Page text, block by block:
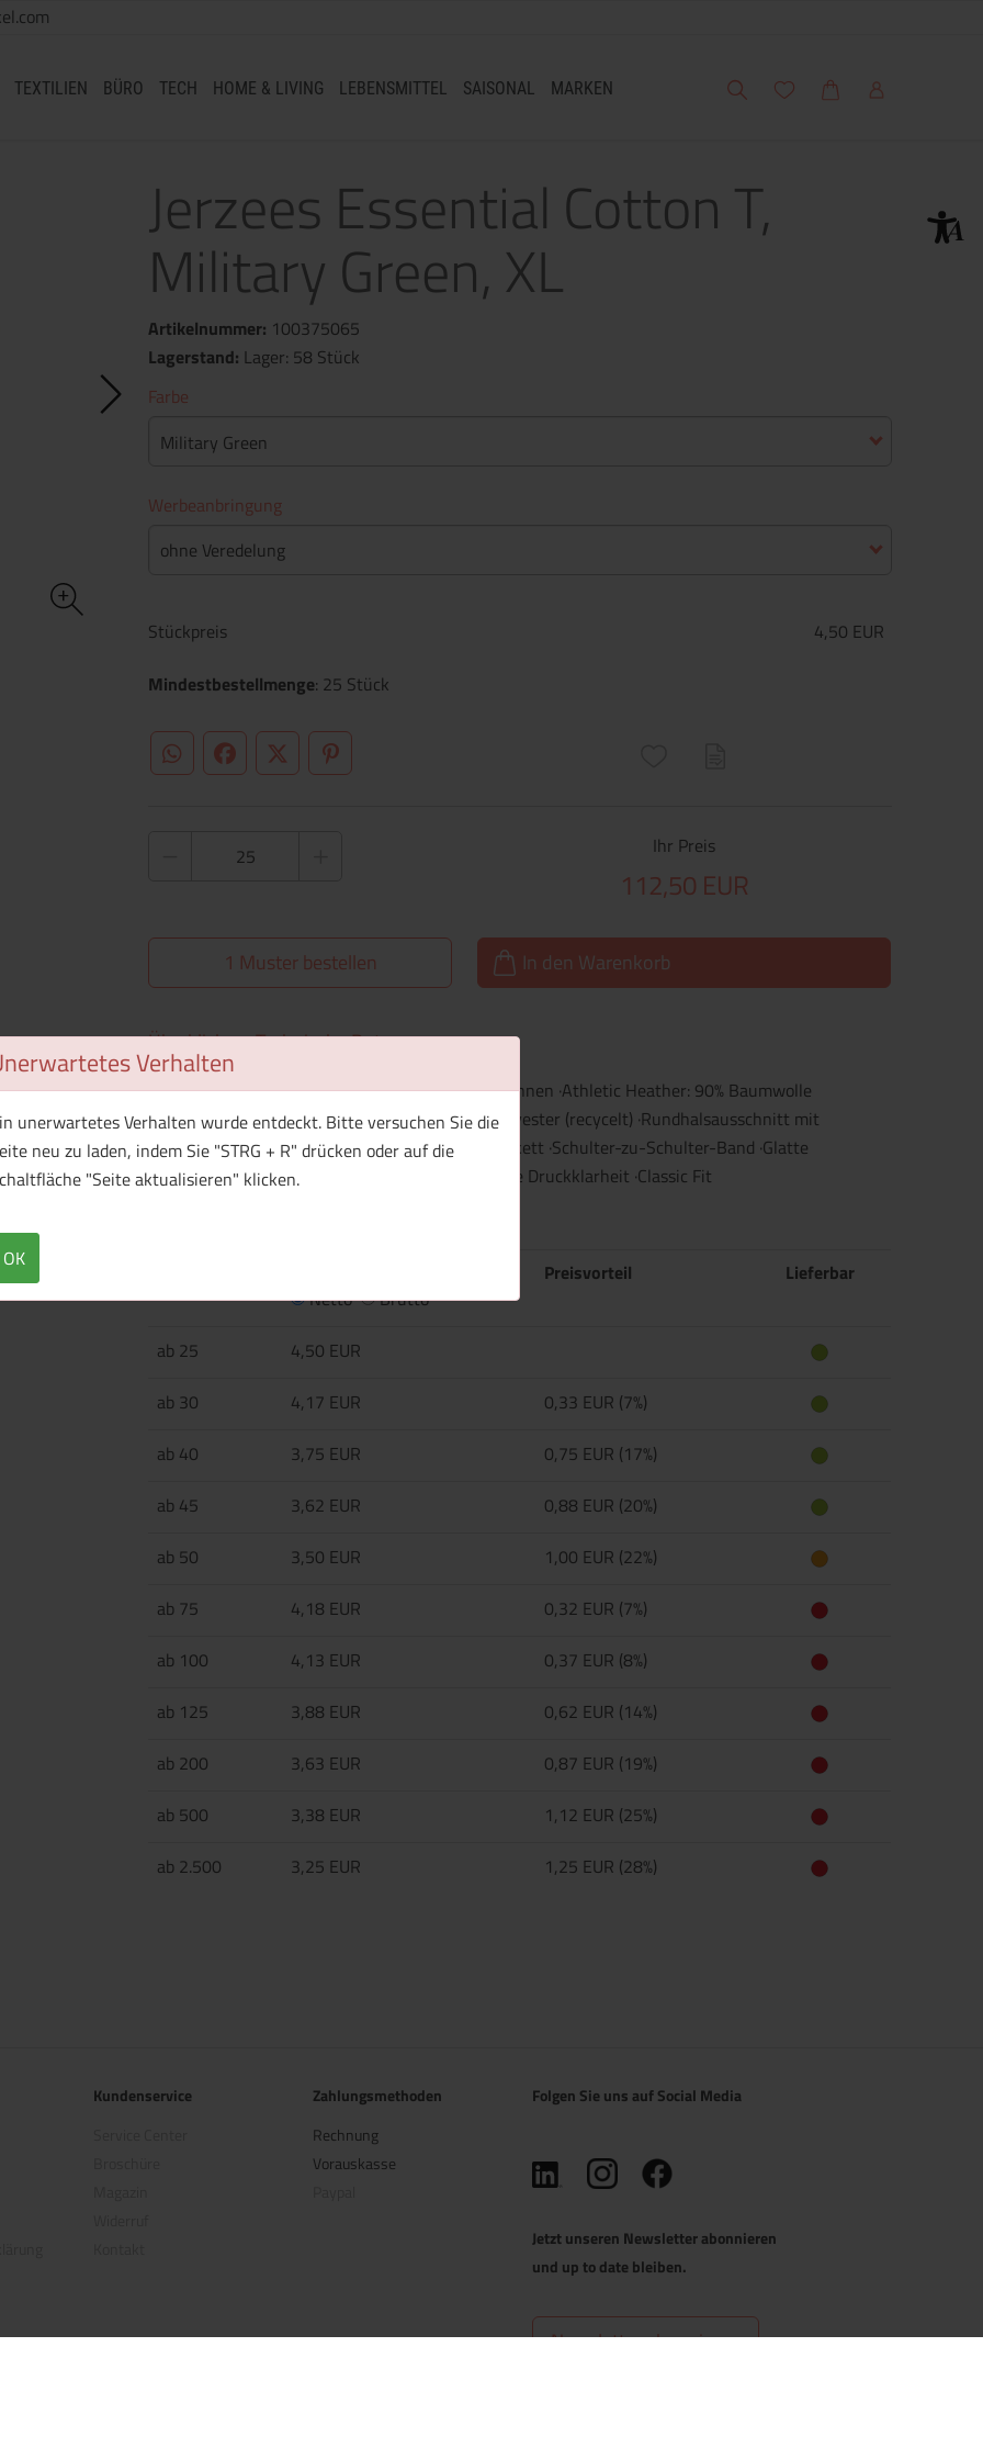
Verhalten
unerwartetes Verhalten wurde entdeckt. Bitte versuchen Sie die
neu zu laden, indem Sie "STRG + R" drücken oder auf die
"Seite aktualisieren" klicken.
OK
TEXTILIEN BÜRO TECH HOME & LIVING LEBENSMITTEL SAISONAL MARKEN Suche Meine Wunschliste
WarenkorbMein Account
Jerzees Essential Cotton T,
Military Green, XL
Artikelnummer: 100375065
Lagerstand: Lager: 58 Stück
Farbe
Military Green
Werbeanbringung
ohne Veredelung
Stückpreis
4,50 EUR
Mindestbestellmenge: 25 Stück
WhatsApp (#[creator\plugin\share\core\structs\SocialSharingServiceSettings]:only_chrome#)
FacebookTwitter (#[creator\plugin\share\core\structs\SocialSharingServiceSettings]:formaly_twitter#)
Pinterest
Ihr Preis
112,50 EUR
1 Muster bestellen In den Warenkorb
Überblick Technische Daten
·150 g/m² ·100% Baumwolle, gekämmt, ringgesponnen ·Athletic Heather: 90% Baumwolle
(gekämmte ringgesponnene Baumwolle), 10% Polyester (recycelt) ·Rundhalsausschnitt mit
elastischem Rippbündchen ·Tear-away Nackenetikett ·Schulter-zu-Schulter-Band ·Glatte
Oberfläche und dichtes Jerseygewebe für optimale Druckklarheit ·Classic Fit
Netto
Brutto
Preisvorteil Lieferbar
ab 25
4,50 EUR
ab 30
4,17 EUR
0,33 EUR (7%)
ab 40
3,75 EUR
0,75 EUR (17%)
ab 45
3,62 EUR
0,88 EUR (20%)
ab 50
3,50 EUR
1,00 EUR (22%)
ab 75
4,18 EUR
0,32 EUR (7%)
ab 100
4,13 EUR
0,37 EUR (8%)
ab 125
3,88 EUR
0,62 EUR (14%)
ab 200
3,63 EUR
0,87 EUR (19%)
ab 500
3,38 EUR
1,12 EUR (25%)
ab 2.500
3,25 EUR 1,25 EUR (28%)
Kundenservice
Zahlungsmethoden
Rechnung
Vorauskasse
Folgen Sie uns auf Social Media
(öffnet in neuem Tab)
(öffnet in neuem Tab)
(öffnet in neuem Tab)
Jetzt unseren Newsletter abonnieren
und up to date bleiben.
Newsletter abonnieren